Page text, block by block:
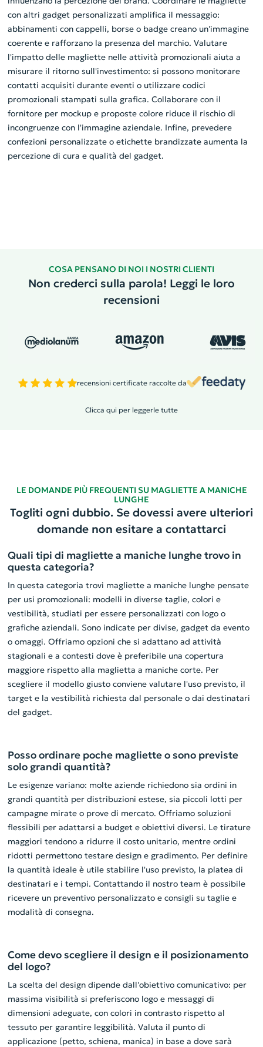
con altri gadget personalizzati amplifica il messaggio:
abbinamenti con cappelli, borse o badge creano un'immagine
coerente e rafforzano la presenza del marchio. Valutare
l'impatto delle magliette nelle attività promozionali aiuta a
misurare il ritorno sull'investimento: si possono monitorare
contatti acquisiti durante eventi o utilizzare codici
promozionali stampati sulla grafica. Collaborare con il
fornitore per mockup e proposte colore riduce il rischio di
incongruenze con l'immagine aziendale. Infine, prevedere
confezioni personalizzate o etichette brandizzate aumenta la
percezione di cura e qualità del gadget.
COSA PENSANO DI NOI I NOSTRI CLIENTI
Non crederci sulla parola! Leggi le loro
recensioni
recensioni certificate raccolte da
Clicca qui per leggerle tutte
LE DOMANDE PIÙ FREQUENTI SU MAGLIETTE A MANICHE
LUNGHE
Togliti ogni dubbio. Se dovessi avere ulteriori
domande non esitare a contattarci
Quali tipi di magliette a maniche lunghe trovo in
questa categoria?
In questa categoria trovi magliette a maniche lunghe pensate
per usi promozionali: modelli in diverse taglie, colori e
vestibilità, studiati per essere personalizzati con logo o
grafiche aziendali. Sono indicate per divise, gadget da evento
o omaggi. Offriamo opzioni che si adattano ad attività
stagionali e a contesti dove è preferibile una copertura
maggiore rispetto alla maglietta a maniche corte. Per
scegliere il modello giusto conviene valutare l'uso previsto, il
target e la vestibilità richiesta dal personale o dai destinatari
del gadget.
Posso ordinare poche magliette o sono previste
solo grandi quantità?
Le esigenze variano: molte aziende richiedono sia ordini in
grandi quantità per distribuzioni estese, sia piccoli lotti per
campagne mirate o prove di mercato. Offriamo soluzioni
flessibili per adattarsi a budget e obiettivi diversi. Le tirature
maggiori tendono a ridurre il costo unitario, mentre ordini
ridotti permettono testare design e gradimento. Per definire
la quantità ideale è utile stabilire l'uso previsto, la platea di
destinatari e i tempi. Contattando il nostro team è possibile
ricevere un preventivo personalizzato e consigli su taglie e
modalità di consegna.
Come devo scegliere il design e il posizionamento
del logo?
La scelta del design dipende dall'obiettivo comunicativo: per
massima visibilità si preferiscono logo e messaggi di
dimensioni adeguate, con colori in contrasto rispetto al
tessuto per garantire leggibilità. Valuta il punto di
applicazione (petto, schiena, manica) in base a dove sarà